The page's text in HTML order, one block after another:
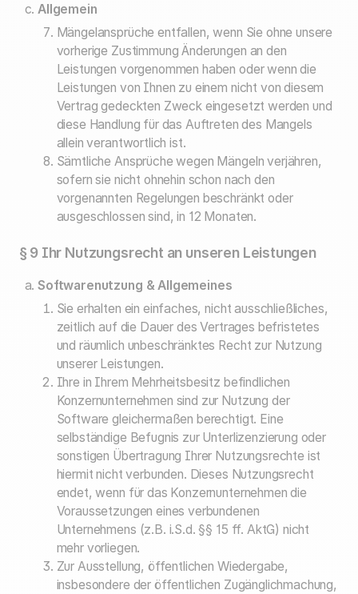
Allgemein
Mängelansprüche entfallen, wenn Sie ohne unsere
vorherige Zustimmung Änderungen an den
Leistungen vorgenommen haben oder wenn die
Leistungen von Ihnen zu einem nicht von diesem
Vertrag gedeckten Zweck eingesetzt werden und
diese Handlung für das Auftreten des Mangels
allein verantwortlich ist.
Sämtliche Ansprüche wegen Mängeln verjähren,
sofern sie nicht ohnehin schon nach den
vorgenannten Regelungen beschränkt oder
ausgeschlossen sind, in 12 Monaten.
§ 9 Ihr Nutzungsrecht an unseren Leistungen
Softwarenutzung & Allgemeines
Sie erhalten ein einfaches, nicht ausschließliches,
zeitlich auf die Dauer des Vertrages befristetes
und räumlich unbeschränktes Recht zur Nutzung
unserer Leistungen.
Ihre in Ihrem Mehrheitsbesitz befindlichen
Konzernunternehmen sind zur Nutzung der
Software gleichermaßen berechtigt. Eine
selbständige Befugnis zur Unterlizenzierung oder
sonstigen Übertragung Ihrer Nutzungsrechte ist
hiermit nicht verbunden. Dieses Nutzungsrecht
endet, wenn für das Konzernunternehmen die
Voraussetzungen eines verbundenen
Unternehmens (z.B. i.S.d. §§ 15 ff. AktG) nicht
mehr vorliegen.
Zur Ausstellung, öffentlichen Wiedergabe,
insbesondere der öffentlichen Zugänglichmachung,